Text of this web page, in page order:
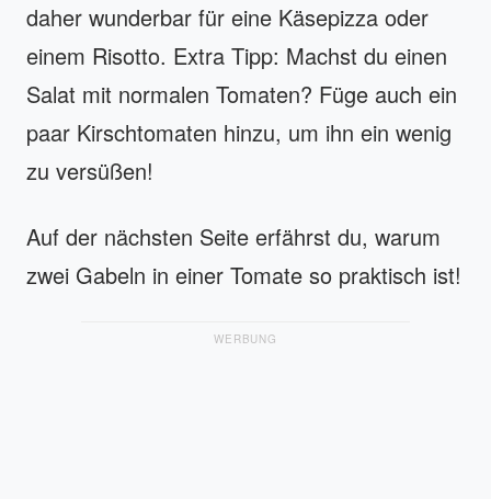
daher wunderbar für eine Käsepizza oder
einem Risotto. Extra Tipp: Machst du einen
Salat mit normalen Tomaten? Füge auch ein
paar Kirschtomaten hinzu, um ihn ein wenig
zu versüßen!
Auf der nächsten Seite erfährst du, warum
zwei Gabeln in einer Tomate so praktisch ist!
WERBUNG